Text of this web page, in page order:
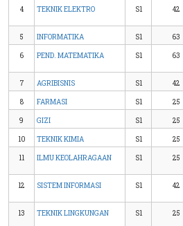
4 TEKNIK ELEKTRO S1 42
5 INFORMATIKA S1 63
6 PEND. MATEMATIKA S1 63
7 AGRIBISNIS S1 42
8 FARMASI S1 25
9 GIZI S1 25
10 TEKNIK KIMIA S1 25
11 ILMU KEOLAHRAGAAN S1 25
12 SISTEM INFORMASI S1 42
13 TEKNIK LINGKUNGAN S1 25